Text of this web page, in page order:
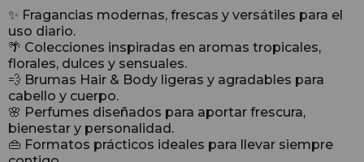
✨ Fragancias modernas, frescas y versátiles para el
uso diario.
🌴 Colecciones inspiradas en aromas tropicales,
florales, dulces y sensuales.
💨 Brumas Hair & Body ligeras y agradables para
cabello y cuerpo.
🌸 Perfumes diseñados para aportar frescura,
bienestar y personalidad.
👜 Formatos prácticos ideales para llevar siempre